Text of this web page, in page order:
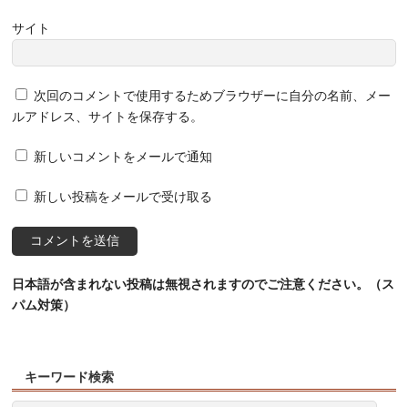
サイト
次回のコメントで使用するためブラウザーに自分の名前、メー
ルアドレス、サイトを保存する。
新しいコメントをメールで通知
新しい投稿をメールで受け取る
日本語が含まれない投稿は無視されますのでご注意ください。（ス
パム対策）
キーワード検索